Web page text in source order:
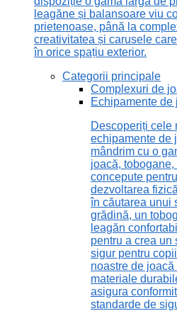
leagăne și balansoare viu
prietenoase, până la
creativitatea și carusele
în orice spațiu exterior.
Categorii principale
Complexuri de
Echipamente de
Descoperiți cele
echipamente de
mândrim cu o
joacă,
concepute
dezvoltarea
în căutarea unui
grădină, un
leagăn
pentru a crea un
sigur pentru
noastre de
materiale
asigura
standarde de